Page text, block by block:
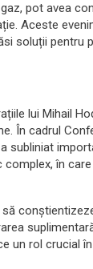
pot avea
Aceste
soluții pentru
lui Mihail
În cadrul
subliniat
în
un rol crucial